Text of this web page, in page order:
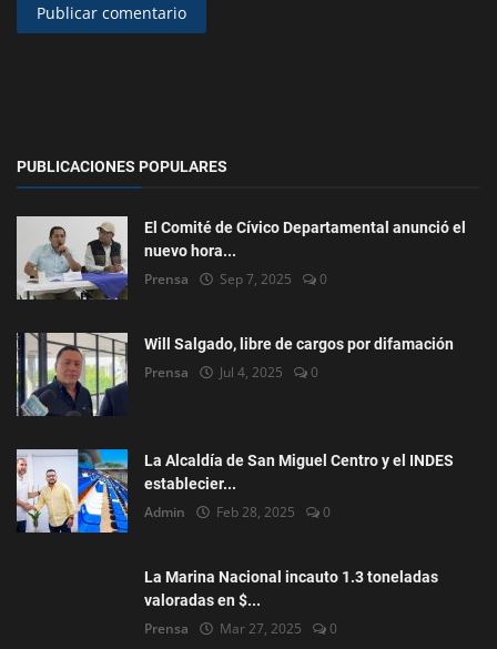
Publicar comentario
PUBLICACIONES POPULARES
El Comité de Cívico Departamental anunció el
nuevo hora...
Prensa Sep 7, 2025 0
Will Salgado, libre de cargos por difamación
Prensa Jul 4, 2025 0
La Alcaldía de San Miguel Centro y el INDES
establecier...
Admin Feb 28, 2025 0
La Marina Nacional incauto 1.3 toneladas
valoradas en $...
Prensa Mar 27, 2025 0